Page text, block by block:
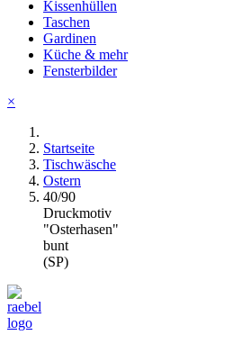
Kissenhüllen
Taschen
Gardinen
Küche & mehr
Fensterbilder
×
Startseite
Tischwäsche
Ostern
40/90
Druckmotiv
"Osterhasen"
bunt
(SP)